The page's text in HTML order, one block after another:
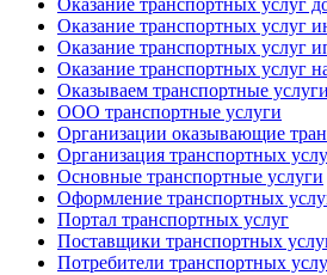
Оказание транспортных услуг
Оказание транспортных услуг
Оказание транспортных услуг
Оказание транспортных услуг
Оказываем транспортные услуги
ООО транспортные услуги
Организации оказывающие
Организация транспортных
Основные транспортные услуги
Оформление транспортных
Портал транспортных услуг
Поставщики транспортных
Потребители транспортных